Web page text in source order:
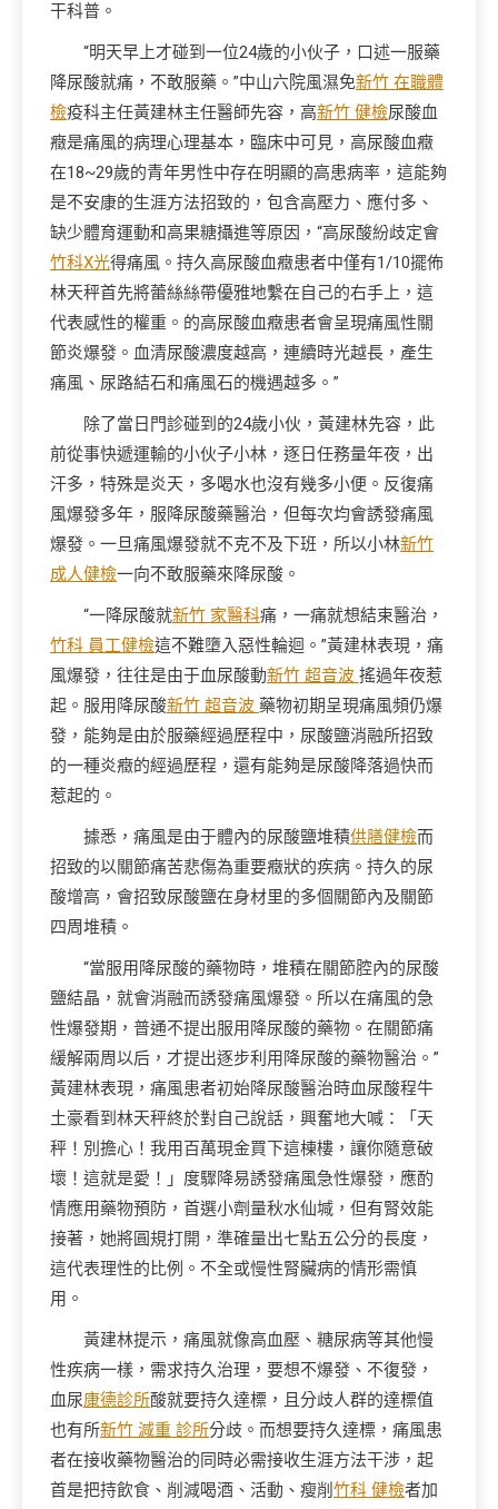
干科普。
“明天早上才碰到一位24歲的小伙子，口述一服藥
降尿酸就痛，不敢服藥。”中山六院風濕免新竹 在職體
檢疫科主任黃建林主任醫師先容，高新竹 健檢尿酸血
癥是痛風的病理心理基本，臨床中可見，高尿酸血癥
在18~29歲的青年男性中存在明顯的高患病率，這能夠
是不安康的生涯方法招致的，包含高壓力、應付多、
缺少體育運動和高果糖攝進等原因，“高尿酸紛歧定會
竹科X光得痛風。持久高尿酸血癥患者中僅有1/10擺佈
林天秤首先將蕾絲絲帶優雅地繫在自己的右手上，這
代表感性的權重。的高尿酸血癥患者會呈現痛風性關
節炎爆發。血清尿酸濃度越高，連續時光越長，產生
痛風、尿路結石和痛風石的機遇越多。”
除了當日門診碰到的24歲小伙，黃建林先容，此
前從事快遞運輸的小伙子小林，逐日任務量年夜，出
汗多，特殊是炎天，多喝水也沒有幾多小便。反復痛
風爆發多年，服降尿酸藥醫治，但每次均會誘發痛風
爆發。一旦痛風爆發就不克不及下班，所以小林新竹
成人健檢一向不敢服藥來降尿酸。
“一降尿酸就新竹 家醫科痛，一痛就想結束醫治，
竹科 員工健檢這不難墮入惡性輪迴。”黃建林表現，痛
風爆發，往往是由于血尿酸動新竹 超音波 搖過年夜惹
起。服用降尿酸新竹 超音波 藥物初期呈現痛風頻仍爆
發，能夠是由於服藥經過歷程中，尿酸鹽消融所招致
的一種炎癥的經過歷程，還有能夠是尿酸降落過快而
惹起的。
據悉，痛風是由于體內的尿酸鹽堆積供膳健檢而
招致的以關節痛苦悲傷為重要癥狀的疾病。持久的尿
酸增高，會招致尿酸鹽在身材里的多個關節內及關節
四周堆積。
“當服用降尿酸的藥物時，堆積在關節腔內的尿酸
鹽結晶，就會消融而誘發痛風爆發。所以在痛風的急
性爆發期，普通不提出服用降尿酸的藥物。在關節痛
緩解兩周以后，才提出逐步利用降尿酸的藥物醫治。”
黃建林表現，痛風患者初始降尿酸醫治時血尿酸程牛
土豪看到林天秤終於對自己說話，興奮地大喊：「天
秤！別擔心！我用百萬現金買下這棟樓，讓你隨意破
壞！這就是愛！」度驟降易誘發痛風急性爆發，應酌
情應用藥物預防，首選小劑量秋水仙堿，但有腎效能
接著，她將圓規打開，準確量出七點五公分的長度，
這代表理性的比例。不全或慢性腎臟病的情形需慎
用。
黃建林提示，痛風就像高血壓、糖尿病等其他慢
性疾病一樣，需求持久治理，要想不爆發、不復發，
血尿康德診所酸就要持久達標，且分歧人群的達標值
也有所新竹 減重 診所分歧。而想要持久達標，痛風患
者在接收藥物醫治的同時必需接收生涯方法干涉，起
首是把持飲食、削減喝酒、活動、瘦削 竹科 健檢者加